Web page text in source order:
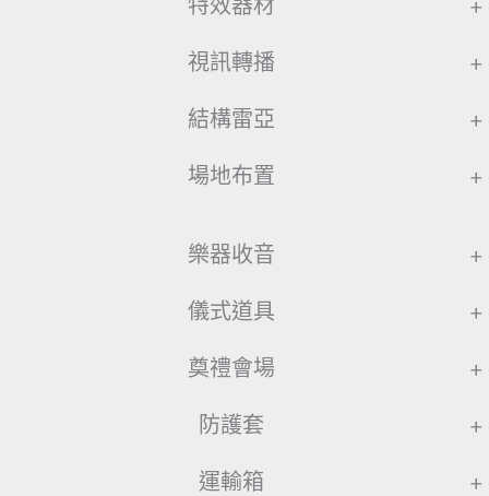
特效器材 +
視訊轉播 +
結構雷亞 +
場地布置 +
樂器收音 +
儀式道具 +
奠禮會場 +
防護套 +
運輸箱 +